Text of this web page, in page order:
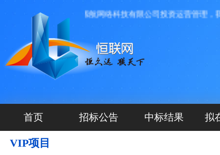
布平台，由河北源航网络科技有限公司投资运营管理，我
首页 招标公告 中标结果 拟
VIP项目